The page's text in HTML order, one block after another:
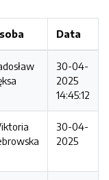
Data
30-04-
2025
14:45:12
30-04-
2025